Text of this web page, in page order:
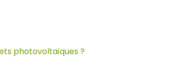
photovoltaïques ?